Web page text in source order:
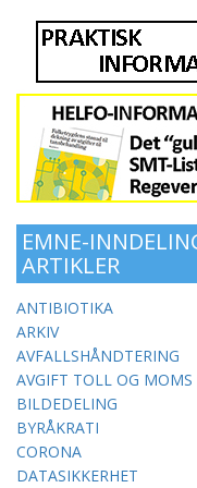
EMNE-
ARTIKLER
ANTIBIOTIKA
ARKIV
AVFALLSHÅNDTERING
AVGIFT TOLL OG
BILDEDELING
BYRÅKRATI
CORONA
DATASIKKERHET